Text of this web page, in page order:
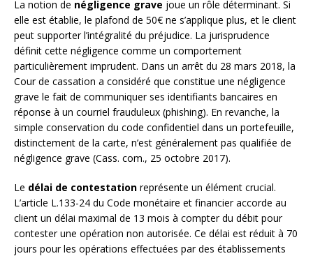
La notion de négligence grave joue un rôle déterminant. Si
elle est établie, le plafond de 50€ ne s’applique plus, et le client
peut supporter l’intégralité du préjudice. La jurisprudence
définit cette négligence comme un comportement
particulièrement imprudent. Dans un arrêt du 28 mars 2018, la
Cour de cassation a considéré que constitue une négligence
grave le fait de communiquer ses identifiants bancaires en
réponse à un courriel frauduleux (phishing). En revanche, la
simple conservation du code confidentiel dans un portefeuille,
distinctement de la carte, n’est généralement pas qualifiée de
négligence grave (Cass. com., 25 octobre 2017).
Le délai de contestation représente un élément crucial.
L’article L.133-24 du Code monétaire et financier accorde au
client un délai maximal de 13 mois à compter du débit pour
contester une opération non autorisée. Ce délai est réduit à 70
jours pour les opérations effectuées par des établissements